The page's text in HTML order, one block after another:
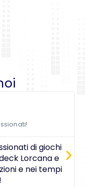
di giochi
Lorcana e
e nei tempi